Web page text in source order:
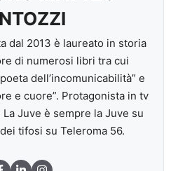
dal 2013 è laureato in storia
di numerosi libri tra cui
dell’incomunicabilità” e
e cuore”. Protagonista in tv
Juve è sempre la Juve su
tifosi su Teleroma 56.